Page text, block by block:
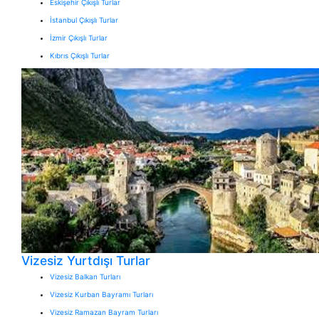
Eskişehir Çıkışlı Turlar
İstanbul Çıkışlı Turlar
İzmir Çıkışlı Turlar
Kıbrıs Çıkışlı Turlar
Vizesiz Yurtdışı Turlar
Vizesiz Balkan Turları
Vizesiz Kurban Bayramı Turları
Vizesiz Ramazan Bayram Turları